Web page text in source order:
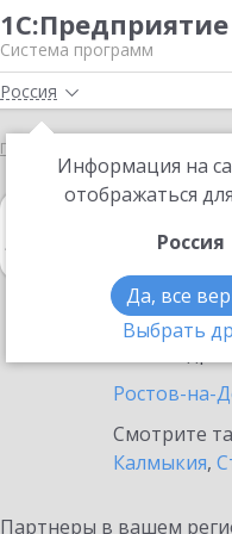
1С:Предприятие
Система программ
Россия
Информация на
отображаться
Россия
Да, все
Выбрать
Главная
Ростов-на-
Смотрите
Калмыкия,
Партнеры в вашем